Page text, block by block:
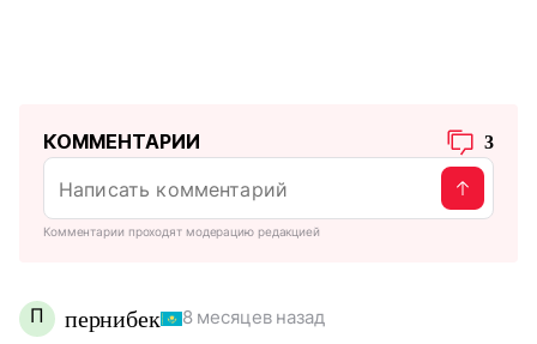
КОММЕНТАРИИ 3
Комментарии проходят модерацию редакцией
П пернибек 8 месяцев назад